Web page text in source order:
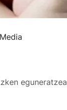
eguneratzea